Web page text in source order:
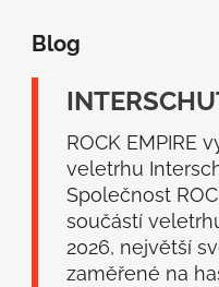
Blog
ROCK EMPIRE
veletrhu
Společnost
součástí
2026, největší
zaměřené na